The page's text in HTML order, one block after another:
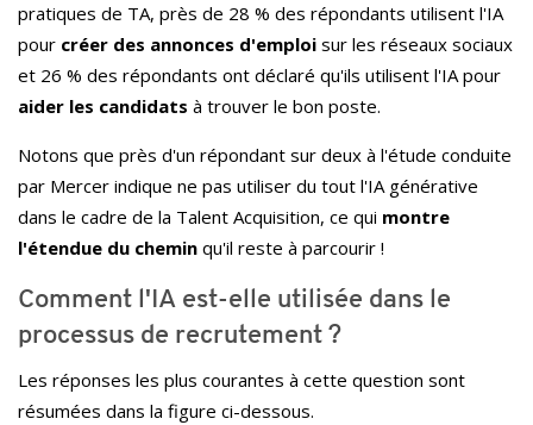
pratiques de TA, près de 28 % des répondants utilisent l'IA
pour créer des annonces d'emploi sur les réseaux sociaux
et 26 % des répondants ont déclaré qu'ils utilisent l'IA pour
aider les candidats à trouver le bon poste.
Notons que près d'un répondant sur deux à l'étude conduite
par Mercer indique ne pas utiliser du tout l'IA générative
dans le cadre de la Talent Acquisition, ce qui montre
l'étendue du chemin qu'il reste à parcourir !
Comment l'IA est-elle utilisée dans le
processus de recrutement ?
Les réponses les plus courantes à cette question sont
résumées dans la figure ci-dessous.